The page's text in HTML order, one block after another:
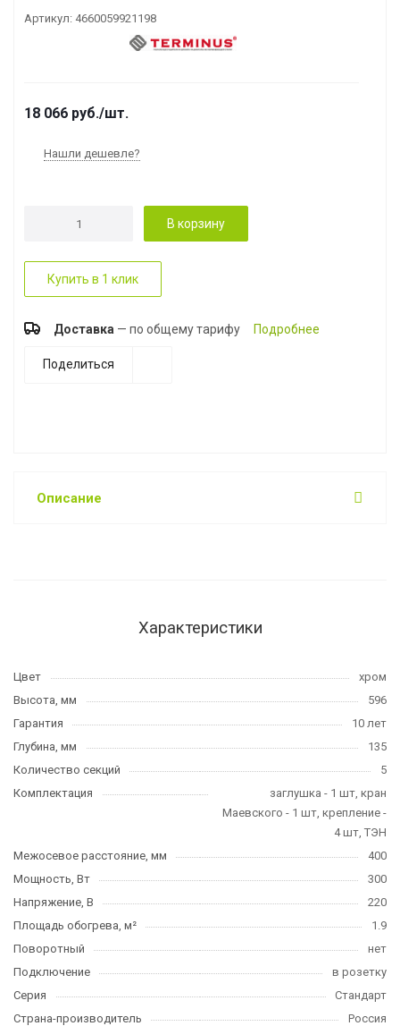
Артикул: 4660059921198
18 066 руб./шт.
Нашли дешевле?
В корзину
Купить в 1 клик
Доставка — по общему тарифу Подробнее
Поделиться
Описание
Характеристики
Цвет
хром
Высота, мм
596
Гарантия
10 лет
Глубина, мм
135
Количество секций
5
Комплектация
заглушка - 1 шт, кран
Маевского - 1 шт, крепление -
4 шт, ТЭН
Межосевое расстояние, мм
400
Мощность, Вт
300
Напряжение, В
220
Площадь обогрева, м²
1.9
Поворотный
нет
Подключение
в розетку
Серия
Стандарт
Страна-производитель
Россия